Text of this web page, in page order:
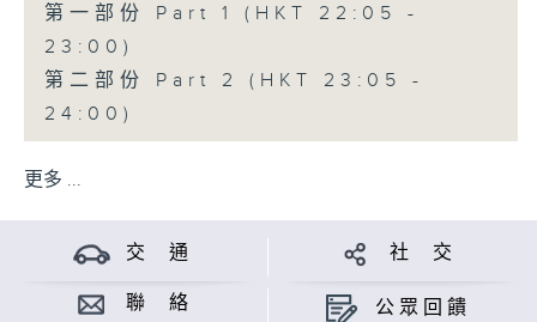
第一部份 Part 1 (HKT 22:05 -
23:00)
第二部份 Part 2 (HKT 23:05 -
24:00)
更多 ...
交 通 社 交
聯 絡 公眾回饋